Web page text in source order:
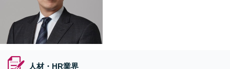
人材・HR業界